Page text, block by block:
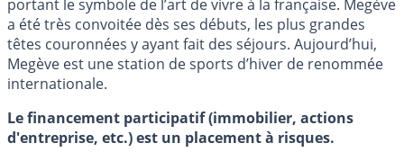
portant le symbole de l’art de vivre à la française. Megève
a été très convoitée dès ses débuts, les plus grandes
têtes couronnées y ayant fait des séjours. Aujourd’hui,
Megève est une station de sports d’hiver de renommée
internationale.
Le financement participatif (immobilier, actions
d'entreprise, etc.) est un placement à risques.